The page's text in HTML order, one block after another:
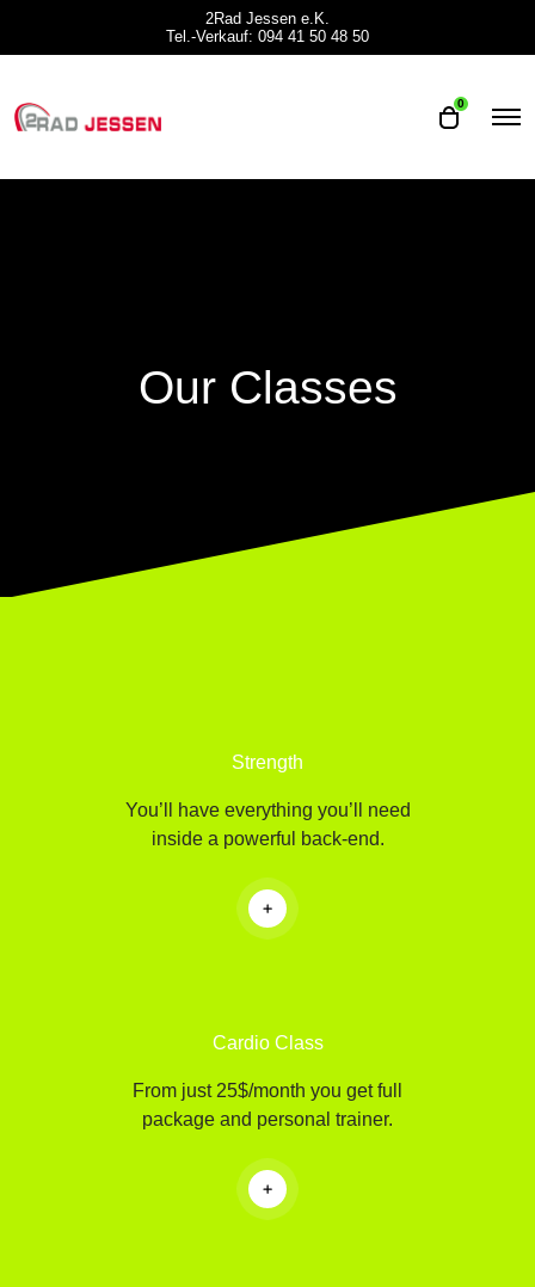
2Rad Jessen e.K.
Tel.-Verkauf: 094 41 50 48 50
O
e
0
O
n
Our Classes
Strength
You’ll have everything you’ll need
inside a powerful back-end.
Cardio Class
From just 25$/month you get full
package and personal trainer.